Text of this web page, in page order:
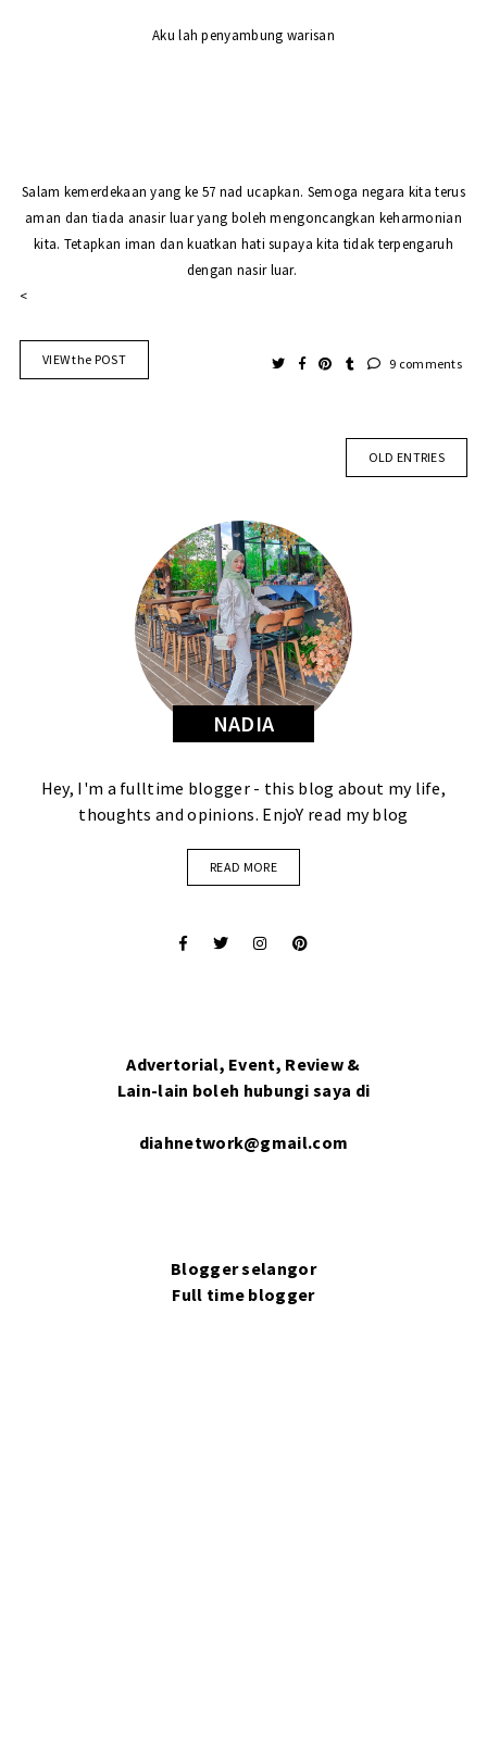
Aku lah penyambung warisan
Salam kemerdekaan yang ke 57 nad ucapkan. Semoga negara kita terus
aman dan tiada anasir luar yang boleh mengoncangkan keharmonian
kita. Tetapkan iman dan kuatkan hati supaya kita tidak terpengaruh
dengan nasir luar.
<
VIEW the POST 9 comments
OLD ENTRIES
NADIA
Hey, I'm a fulltime blogger - this blog about my life,
thoughts and opinions. EnjoY read my blog
READ MORE
Advertorial, Event, Review &
Lain-lain boleh hubungi saya di
diahnetwork@gmail.com
Blogger selangor
Full time blogger